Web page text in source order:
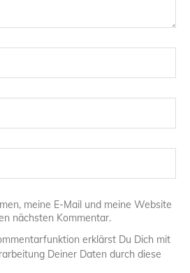
meine E-Mail und meine Website
nächsten Kommentar.
erklärst Du Dich mit
Deiner Daten durch diese